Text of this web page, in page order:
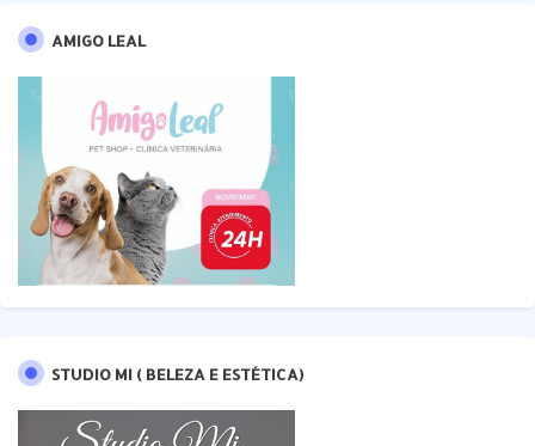
AMIGO LEAL
STUDIO MI ( BELEZA E ESTÉTICA)